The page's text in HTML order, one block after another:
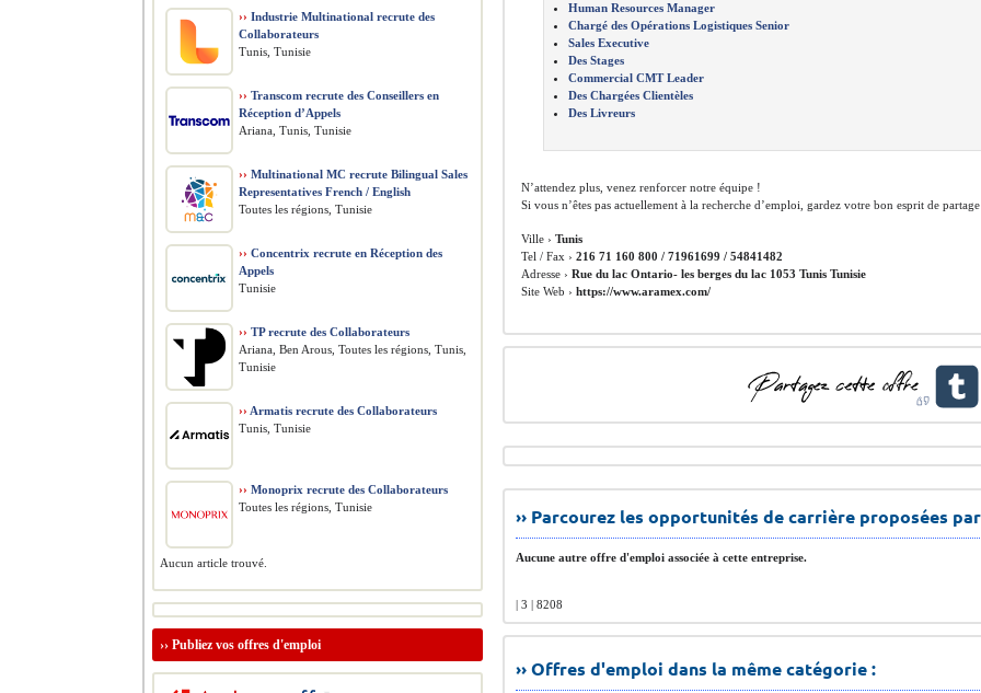
Human Resources Manager
Chargé des Opérations Logistiques Senior
Sales Executive
Des Stages
Commercial CMT Leader
Des Chargées Clientèles
Des Livreurs
N’attendez plus, venez renforcer notre équipe !
Si vous n’êtes pas actuellement à la recherche d’emploi, gardez votre bon esprit de
Ville › Tunis
Tel / Fax › 216 71 160 800 / 71961699 / 54841482
Adresse › Rue du lac Ontario- les berges du lac 1053 Tunis Tunisie
Site Web › https://www.aramex.com/
›› Parcourez les opportunités de carrière proposées
Aucune autre offre d'emploi associée à cette entreprise.
| 3 | 8208
›› Offres d'emploi dans la même catégorie :
›› Industrie Multinational recrute des
Collaborateurs
Tunis, Tunisie
›› Transcom recrute des Conseillers en
Réception d’Appels
Ariana, Tunis, Tunisie
›› Multinational MC recrute Bilingual Sales
Representatives French / English
Toutes les régions, Tunisie
›› Concentrix recrute en Réception des
Appels
Tunisie
›› TP recrute des Collaborateurs
Ariana, Ben Arous, Toutes les régions, Tunis,
Tunisie
›› Armatis recrute des Collaborateurs
Tunis, Tunisie
›› Monoprix recrute des Collaborateurs
Toutes les régions, Tunisie
Aucun article trouvé.
›› Publiez vos offres d'emploi